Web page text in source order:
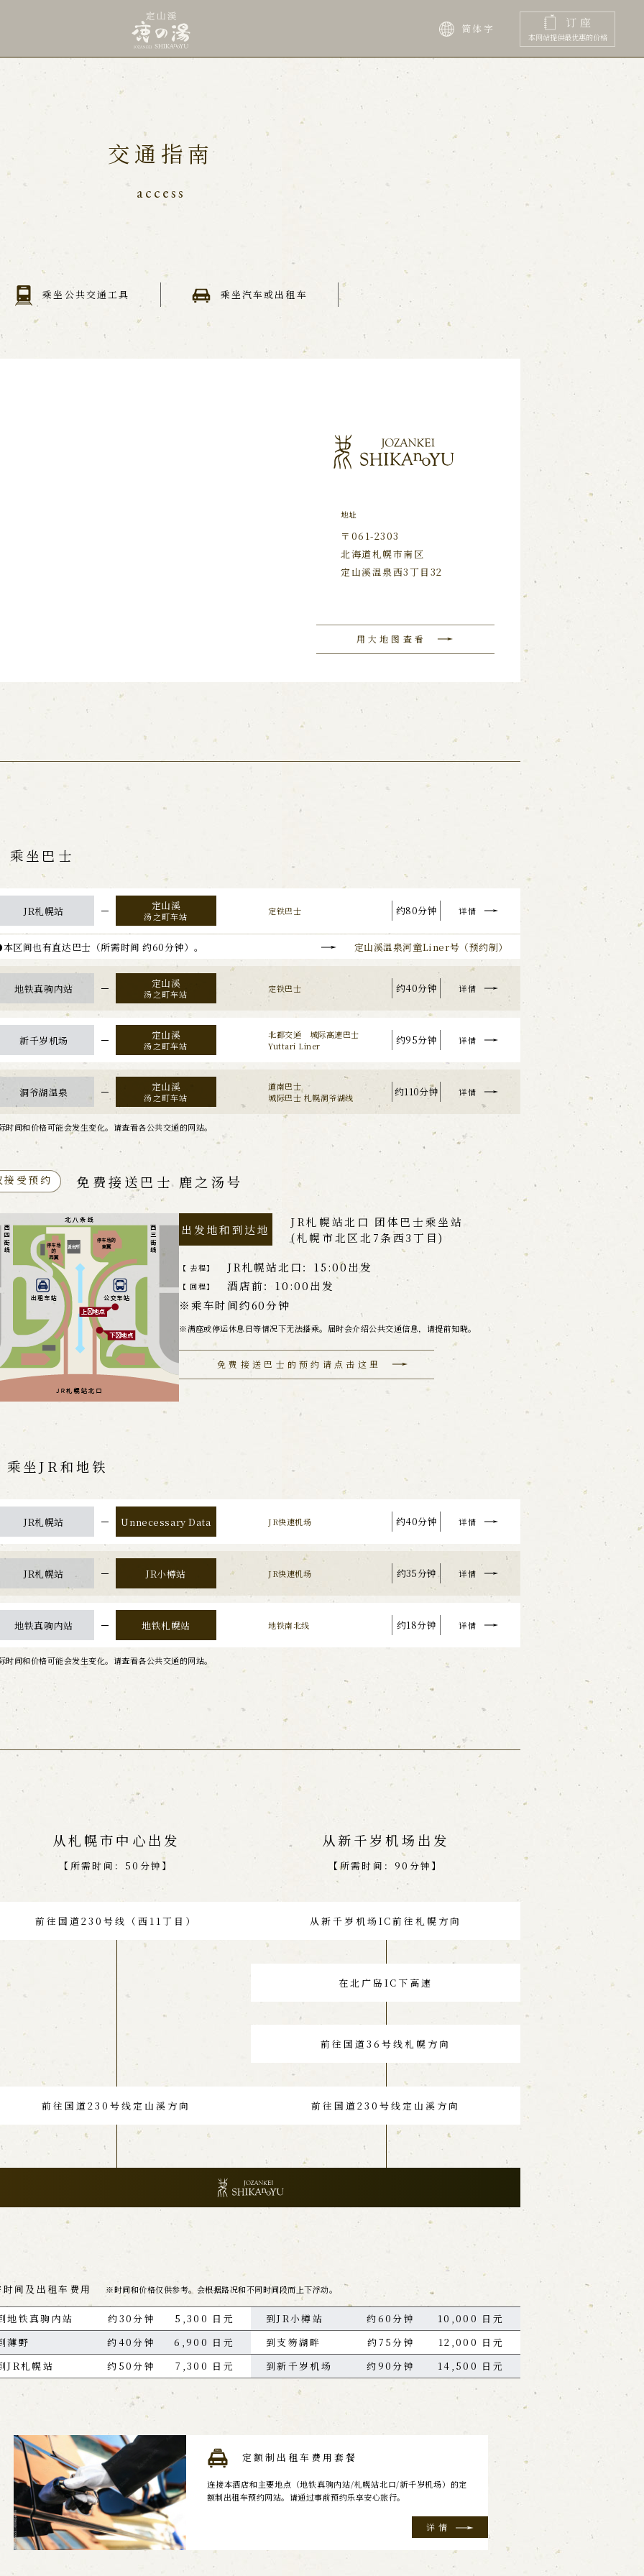
简体字 订座
本网站提供最优惠的价格
交通指南
access
乘坐公共交通工具 乘坐汽车或出租车
地址
〒061-2303
北海道札幌市南区
定山溪温泉西3丁目32
用大地图查看
乘坐巴士
JR札幌站 汤之町车站 定铁巴士 约80分钟 详情
区间也有直达巴士 （所需时间 约60分钟）。 定山溪温泉河童Liner号（预约制）
地铁真驹内站 汤之町车站 定铁巴士 约40分钟 详情
新千岁机场 汤之町车站
北都交通 城际高速巴士
Yuttari Liner
约95分钟 详情
洞爷湖温泉 汤之町车站
道南巴士
城际巴士 札幌洞爷湖线
约110分钟 详情
时间和价格可能会发生变化。请查看各公共交通的网站。
接受预约 免费接送巴士 鹿之汤号
出发地和到达地
JR札幌站北口 团体巴士乘坐站
(札幌市北区北7条西3丁目)
【 去程】 JR札幌站北口：15:00出发
【 回程】
酒店前：10:00出发
※乘车时间约60分钟
满座或停运休息日等情况下无法搭乘。届时会介绍公共交通信息，请提前知晓。
免费接送巴士的预约请点击这里
乘坐JR和地铁
JR札幌站 Unnecessary Data JR快速机场 约40分钟 详情
JR札幌站 JR小樽站 JR快速机场 约35分钟 详情
地铁真驹内站 地铁札幌站 地铁南北线 约18分钟 详情
时间和价格可能会发生变化。请查看各公共交通的网站。
从札幌市中心出发
【所需时间：50分钟】
前往国道230号线（西11丁目）
前往国道230号线定山溪方向
从新千岁机场出发
【所需时间：90分钟】
从新千岁机场IC前往札幌方向
在北广岛IC下高速
前往国道36号线札幌方向
前往国道230号线定山溪方向
时间及出租车费用 ※时间和价格仅供参考。会根据路况和不同时间段而上下浮动。
地铁真驹内站 约30分钟
5,300 日元
薄野
约40分钟
6,900 日元
JR札幌站
约50分钟 7,300 日元
到JR小樽站 约60分钟
10,000 日元
到支笏湖畔
约75分钟
12,000 日元
到新千岁机场
约90分钟 14,500 日元
定额制出租车费用套餐
连接本酒店和主要地点（地铁真驹内站/札幌站北口/新千岁机场）的定
额制出租车预约网站。请通过事前预约乐享安心旅行。
详情